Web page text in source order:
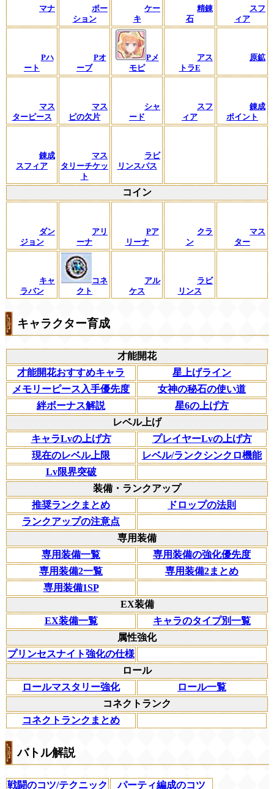
マナ
ポー
ション
ケー
キ
精錬
石
スフ
ィア
Pハ
ート
Pオ
ーブ
Pメ
モピ
アス
トラE
原鉱
マス
ターピース
マス
ピの欠片
シャ
ード
スフ
ィア
錬成
ポイント
錬成
スフィア
マス
タリーチケッ
ト
ラビ
リンスパス
コイン
ダン
ジョン
アリ
ーナ
Pア
リーナ
クラ
ン
マス
ター
キャ
ラバン
コネ
クト
アル
ケス
ラビ
リンス
キャラクター育成
才能開花
才能開花おすすめキャラ
星上げライン
メモリーピース入手優先度
女神の秘石の使い道
絆ボーナス解説
星6の上げ方
レベル上げ
キャラLvの上げ方
プレイヤーLvの上げ方
現在のレベル上限
レベル/ランクシンクロ機能
Lv限界突破
装備・ランクアップ
推奨ランクまとめ
ドロップの法則
ランクアップの注意点
専用装備
専用装備一覧
専用装備の強化優先度
専用装備2一覧
専用装備2まとめ
専用装備1SP
EX装備
EX装備一覧
キャラのタイプ別一覧
属性強化
プリンセスナイト強化の仕様
ロール
ロールマスタリー強化
ロール一覧
コネクトランク
コネクトランクまとめ
バトル解説
戦闘のコツ/テクニック パーティ編成のコツ